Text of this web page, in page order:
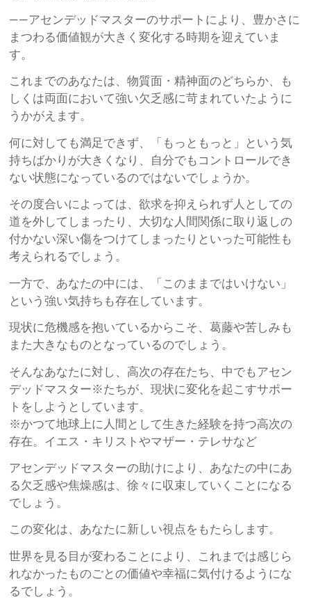
——アセンデッドマスターのサポートにより、豊かさに
まつわる価値観が大きく変化する時期を迎えていま
す。
これまでのあなたは、物質面・精神面のどちらか、も
しくは両面において強い欠乏感に苛まれていたように
うかがえます。
何に対しても満足できず、「もっともっと」という気
持ちばかりが大きくなり、自分でもコントロールでき
ない状態になっているのではないでしょうか。
その度合いによっては、欲求を抑えられず人としての
道を外してしまったり、大切な人間関係に取り返しの
付かない深い傷をつけてしまったりといった可能性も
考えられるでしょう。
一方で、あなたの中には、「このままではいけない」
という強い気持ちも存在しています。
現状に危機感を抱いているからこそ、葛藤や苦しみも
また大きなものとなっているのでしょう。
そんなあなたに対し、高次の存在たち、中でもアセン
デッドマスター※たちが、現状に変化を起こすサポー
トをしようとしています。
※かつて地球上に人間として生きた経験を持つ高次の
存在。イエス・キリストやマザー・テレサなど
アセンデッドマスターの助けにより、あなたの中にあ
る欠乏感や焦燥感は、徐々に収束していくことになる
でしょう。
この変化は、あなたに新しい視点をもたらします。
世界を見る目が変わることにより、これまでは感じら
れなかったものごとの価値や幸福に気付けるようにな
るでしょう。